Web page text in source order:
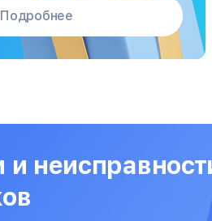
Подробнее